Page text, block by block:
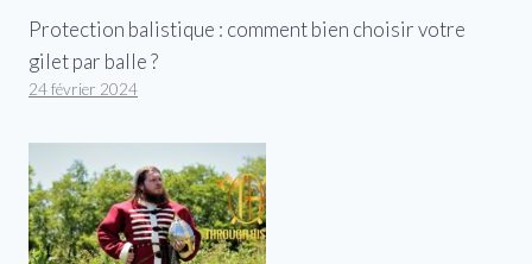
Protection balistique : comment bien choisir votre
gilet par balle ?
24 février 2024